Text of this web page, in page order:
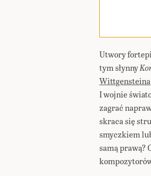
Utwory
tym słynny
Wittgensteina
I wojnie
zagrać
skraca się
smyczkiem
samą prawą?